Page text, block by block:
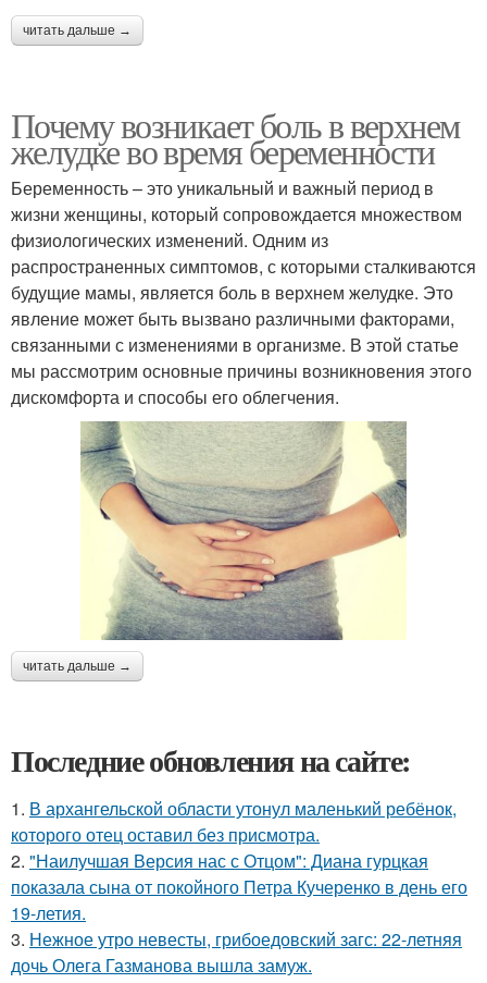
читать дальше →
Почему возникает боль в верхнем
желудке во время беременности
Беременность – это уникальный и важный период в
жизни женщины, который сопровождается множеством
физиологических изменений. Одним из
распространенных симптомов, с которыми сталкиваются
будущие мамы, является боль в верхнем желудке. Это
явление может быть вызвано различными факторами,
связанными с изменениями в организме. В этой статье
мы рассмотрим основные причины возникновения этого
дискомфорта и способы его облегчения.
читать дальше →
Последние обновления на сайте:
1. В архангельской области утонул маленький ребёнок,
которого отец оставил без присмотра.
2. "Наилучшая Версия нас с Отцом": Диана гурцкая
показала сына от покойного Петра Кучеренко в день его
19-летия.
3. Нежное утро невесты, грибоедовский загс: 22-летняя
дочь Олега Газманова вышла замуж.